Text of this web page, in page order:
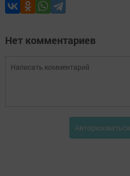
Нет комментариев
Авторизоваться